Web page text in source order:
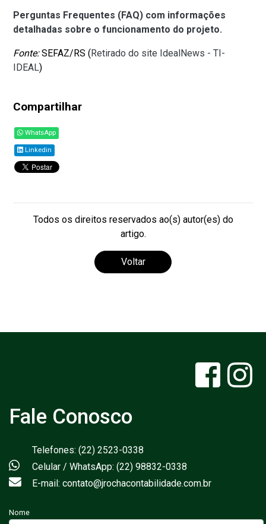
Perguntas Frequentes (FAQ) com informações
detalhadas sobre o funcionamento do projeto.
Fonte:SEFAZ/RS (Retirado do site IdealNews - TI-
IDEAL)
Compartilhar
WhatsApp
Linkedin
Todos os direitos reservados ao(s) autor(es) do
artigo.
Voltar
Fale Conosco
Telefones: (22) 2523-0338
Celular / WhatsApp: (22) 98832-0338
E-mail: contato@jrochacontabilidade.com.br
Nome